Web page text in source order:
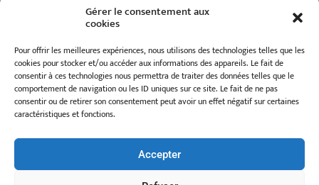
Gérer le consentement aux
cookies
Pour offrir les meilleures expériences, nous utilisons des technologies telles que les
cookies pour stocker et/ou accéder aux informations des appareils. Le fait de
consentir à ces technologies nous permettra de traiter des données telles que le
comportement de navigation ou les ID uniques sur ce site. Le fait de ne pas
consentir ou de retirer son consentement peut avoir un effet négatif sur certaines
caractéristiques et fonctions.
Accepter
L’ABUS D’ALCOOL EST DANGEREUX POUR LA SANTÉ – A
CONSOMMER AVEC MODÉRATION